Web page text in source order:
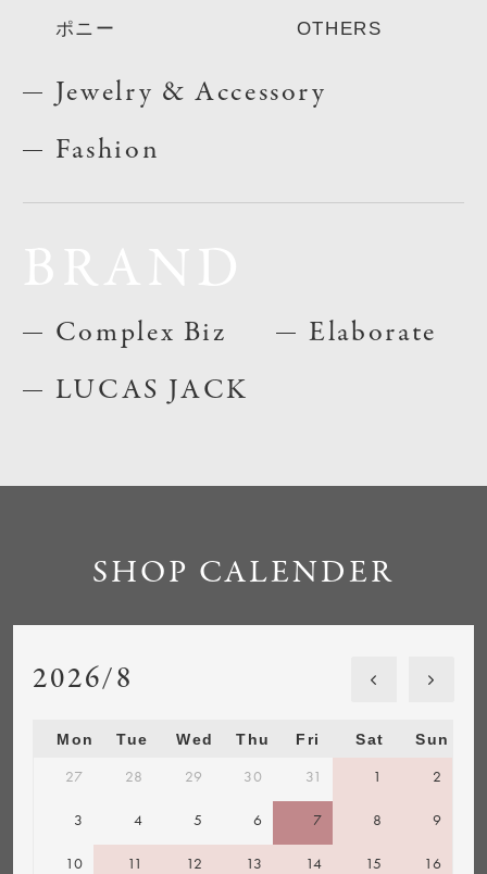
ポニー OTHERS
Jewelry & Accessory
Fashion
Complex Biz
LUCAS JACK
Elaborate
SHOP CALENDER
2026/8
Mon Tue Wed Thu Fri Sat Sun
27 28 29 30 31 1 2
3 4 5 6 7 8 9
10 11 12 13 14 15 16